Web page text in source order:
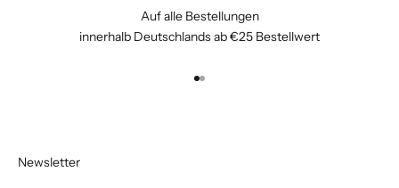
Auf alle Bestellungen
innerhalb Deutschlands ab €25 Bestellwert
Gehe zu Element 1
Gehe zu Element 2
Newsletter